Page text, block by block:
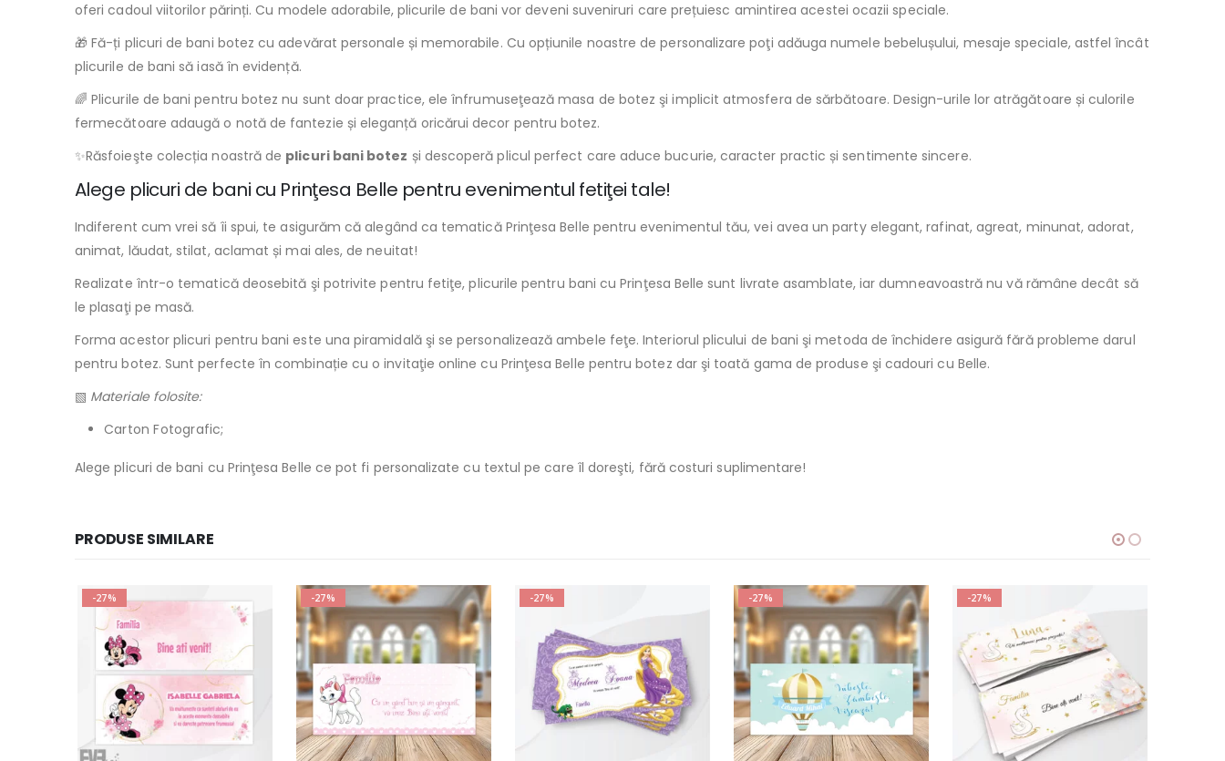
oferi cadoul viitorilor părinți. Cu modele adorabile, plicurile de bani vor deveni suveniruri care prețuiesc amintirea acestei ocazii speciale.
🎁 Fă-ți plicuri de bani botez cu adevărat personale și memorabile. Cu opțiunile noastre de personalizare poţi adăuga numele bebelușului, mesaje speciale, astfel încât
plicurile de bani să iasă în evidență.
🌈 Plicurile de bani pentru botez nu sunt doar practice, ele înfrumuseţează masa de botez şi implicit atmosfera de sărbătoare. Design-urile lor atrăgătoare și culorile
fermecătoare adaugă o notă de fantezie și eleganță oricărui decor pentru botez.
✨Răsfoieşte colecția noastră de plicuri bani botez și descoperă plicul perfect care aduce bucurie, caracter practic și sentimente sincere.
Alege plicuri de bani cu Prinţesa Belle pentru evenimentul fetiţei tale!
Indiferent cum vrei să îi spui, te asigurăm că alegând ca tematică Prinţesa Belle pentru evenimentul tău, vei avea un party elegant, rafinat, agreat, minunat, adorat,
animat, lăudat, stilat, aclamat și mai ales, de neuitat!
Realizate într-o tematică deosebită şi potrivite pentru fetiţe, plicurile pentru bani cu Prinţesa Belle sunt livrate asamblate, iar dumneavoastră nu vă rămâne decât să
le plasaţi pe masă.
Forma acestor plicuri pentru bani este una piramidală şi se personalizează ambele feţe. Interiorul plicului de bani şi metoda de închidere asigură fără probleme darul
pentru botez. Sunt perfecte în combinație cu o invitaţie online cu Prinţesa Belle pentru botez dar şi toată gama de produse şi cadouri cu Belle.
▧ Materiale folosite:
Carton Fotografic;
Alege plicuri de bani cu Prinţesa Belle ce pot fi personalizate cu textul pe care îl doreşti, fără costuri suplimentare!
PRODUSE SIMILARE
-27% -27% -27% -27% -27%